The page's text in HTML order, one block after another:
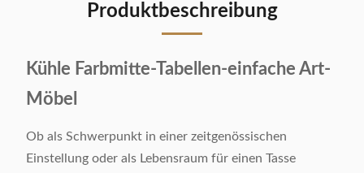
Produktbeschreibung
Kühle Farbmitte-Tabellen-einfache Art-
Möbel
Ob als Schwerpunkt in einer zeitgenössischen
Einstellung oder als Lebensraum für einen Tasse